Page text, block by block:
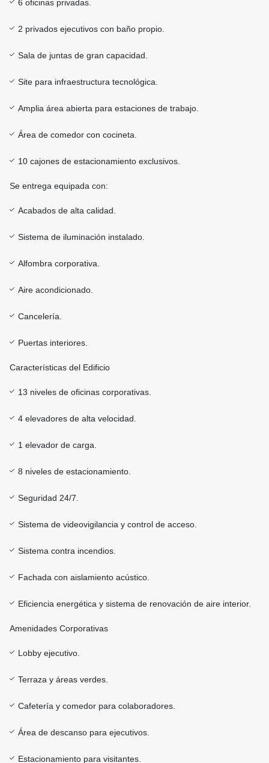
6 oficinas privadas.
2 privados ejecutivos con baño propio.
Sala de juntas de gran capacidad.
Site para infraestructura tecnológica.
Amplia área abierta para estaciones de trabajo.
Área de comedor con cocineta.
10 cajones de estacionamiento exclusivos.
Se entrega equipada con:
Acabados de alta calidad.
Sistema de iluminación instalado.
Alfombra corporativa.
Aire acondicionado.
Cancelería.
Puertas interiores.
Características del Edificio
13 niveles de oficinas corporativas.
4 elevadores de alta velocidad.
1 elevador de carga.
8 niveles de estacionamiento.
Seguridad 24/7.
Sistema de videovigilancia y control de acceso.
Sistema contra incendios.
Fachada con aislamiento acústico.
Eficiencia energética y sistema de renovación de aire interior.
Amenidades Corporativas
Lobby ejecutivo.
Terraza y áreas verdes.
Cafetería y comedor para colaboradores.
Área de descanso para ejecutivos.
Estacionamiento para visitantes.